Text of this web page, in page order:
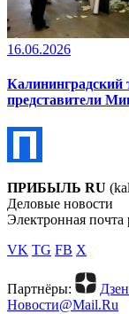
16.06.2026
Калининградский
представители
ПРИБЫЛЬ RU
Деловые новости
Электронная почта
VK TG FB X
Партнёры:
Новости@Mail.Ru